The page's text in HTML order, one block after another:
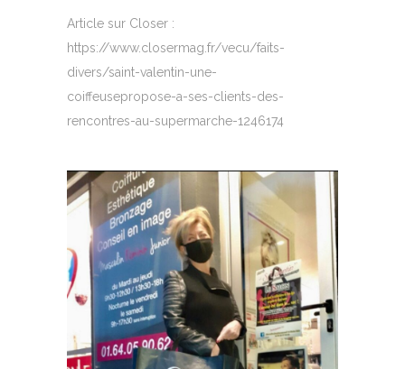
Article sur Closer :
https://www.closermag.fr/vecu/faits-
divers/saint-valentin-une-
coiffeusepropose-a-ses-clients-des-
rencontres-au-supermarche-1246174